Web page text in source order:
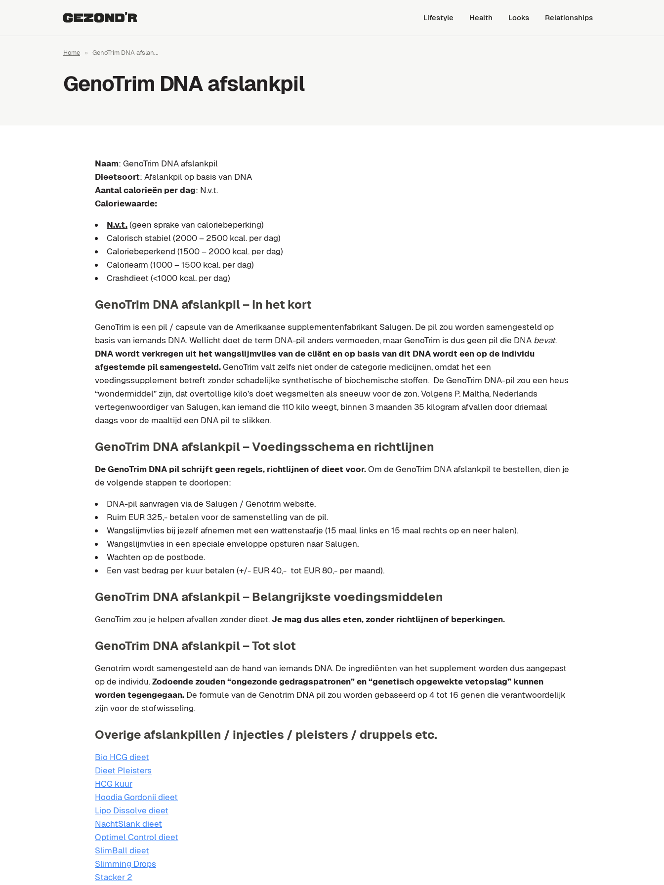
Lifestyle Health Looks Relationships
Home » GenoTrim DNA afslan...
GenoTrim DNA afslankpil
Naam: GenoTrim DNA afslankpil
Dieetsoort: Afslankpil op basis van DNA
Aantal calorieën per dag: N.v.t.
Caloriewaarde:
N.v.t.(geen sprake van caloriebeperking)
Calorisch stabiel (2000 – 2500 kcal. per dag)
Caloriebeperkend (1500 – 2000 kcal. per dag)
Caloriearm (1000 – 1500 kcal. per dag)
Crashdieet (<1000 kcal. per dag)
GenoTrim DNA afslankpil – In het kort
GenoTrim is een pil / capsule van de Amerikaanse supplementenfabrikant Salugen. De pil zou worden samengesteld op
basis van iemands DNA. Wellicht doet de term DNA-pil anders vermoeden, maar GenoTrim is dus geen pil die DNA bevat.
DNA wordt verkregen uit het wangslijmvlies van de cliënt en op basis van dit DNA wordt een op de individu
afgestemde pil samengesteld.GenoTrim valt zelfs niet onder de categorie medicijnen, omdat het een
voedingssupplement betreft zonder schadelijke synthetische of biochemische stoffen. De GenoTrim DNA-pil zou een heus
“wondermiddel” zijn, dat overtollige kilo’s doet wegsmelten als sneeuw voor de zon. Volgens P. Maltha, Nederlands
vertegenwoordiger van Salugen, kan iemand die 110 kilo weegt, binnen 3 maanden 35 kilogram afvallen door driemaal
daags voor de maaltijd een DNA pil te slikken.
GenoTrim DNA afslankpil – Voedingsschema en richtlijnen
De GenoTrim DNA pil schrijft geen regels, richtlijnen of dieet voor.Om de GenoTrim DNA afslankpil te bestellen, dien je
de volgende stappen te doorlopen:
DNA-pil aanvragen via de Salugen / Genotrim website.
Ruim EUR 325,- betalen voor de samenstelling van de pil.
Wangslijmvlies bij jezelf afnemen met een wattenstaafje (15 maal links en 15 maal rechts op en neer halen).
Wangslijmvlies in een speciale enveloppe opsturen naar Salugen.
Wachten op de postbode.
Een vast bedrag per kuur betalen (+/- EUR 40,- tot EUR 80,- per maand).
GenoTrim DNA afslankpil – Belangrijkste voedingsmiddelen
GenoTrim zou je helpen afvallen zonder dieet. Je mag dus alles eten, zonder richtlijnen of beperkingen.
GenoTrim DNA afslankpil – Tot slot
Genotrim wordt samengesteld aan de hand van iemands DNA. De ingrediënten van het supplement worden dus aangepast
op de individu.Zodoende zouden “ongezonde gedragspatronen” en “genetisch opgewekte vetopslag” kunnen
worden tegengegaan. De formule van de Genotrim DNA pil zou worden gebaseerd op 4 tot 16 genen die verantwoordelijk
zijn voor de stofwisseling.
Overige afslankpillen / injecties / pleisters / druppels etc.
Bio HCG dieet
Dieet Pleisters
HCG kuur
Hoodia Gordonii dieet
Lipo Dissolve dieet
NachtSlank dieet
Optimel Control dieet
SlimBall dieet
Slimming Drops
Stacker 2